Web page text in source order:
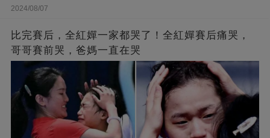
2024/08/07
比完賽后，全紅嬋一家都哭了！全紅嬋賽后痛哭，
哥哥賽前哭，爸媽一直在哭